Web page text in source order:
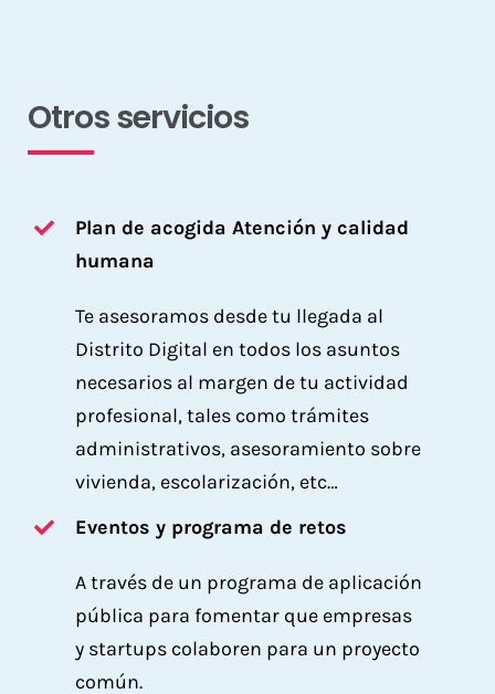
Otros servicios
Plan de acogida Atención y calidad
humana
Te asesoramos desde tu llegada al
Distrito Digital en todos los asuntos
necesarios al margen de tu actividad
profesional, tales como trámites
administrativos, asesoramiento sobre
vivienda, escolarización, etc…
Eventos y programa de retos
A través de un programa de aplicación
pública para fomentar que empresas
y startups colaboren para un proyecto
común.